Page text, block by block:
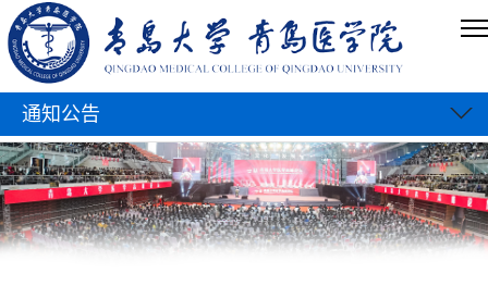
通知公告